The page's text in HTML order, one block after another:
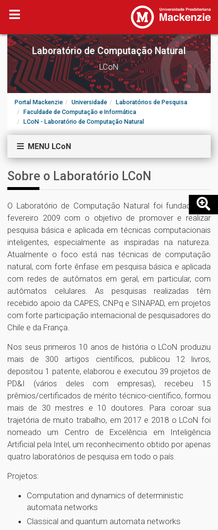
Laboratório de Computação Natural
LCoN
Portal Mackenzie Universidade
Laboratórios de Pesquisa
Faculdade de Computação e Informática
LCoN - Laboratório de Computação Natural
MENU LCoN
Sobre o Laboratório LCoN
O Laboratório de Computação Natural foi fundado em
fevereiro 2009 com o objetivo de promover e realizar
pesquisa básica e aplicada em técnicas computacionais
inteligentes, especialmente as inspiradas na natureza.
Atualmente o foco está nas técnicas de computação
natural, com forte ênfase em pesquisa básica e aplicada
com redes de autômatos em geral, em particular, com
autômatos celulares. As pesquisas realizadas têm
recebido apoio da CAPES, CNPq e SINAPAD, em projetos
com forte participação internacional de pesquisadores do
Chile e da França.
Nos seus primeiros 10 anos de história o LCoN produziu
mais de 300 artigos científicos, publicou 12 livros,
depositou 1 patente, elaborou e executou 39 projetos de
PD&I (vários deles com empresas), recebeu 15
prêmios/certificados de mérito técnico-científico, formou
mais de 30 mestres e 10 doutores. Para coroar sua
trajetória de muito trabalho, em 2017 e 2018 o LCoN foi
nomeado um Centro de Excelência em Inteligência
Artificial pela Intel, um reconhecimento obtido por apenas
quatro laboratórios de pesquisa em todo o país.
Projetos:
Computation and dynamics of deterministic
automata networks
Classical and quantum automata networks